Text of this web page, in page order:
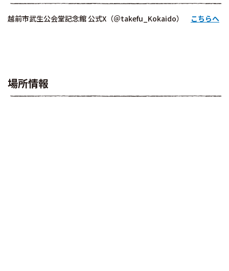
越前市武生公会堂記念館 公式X（＠takefu_Kokaido） こちらへ
場所情報